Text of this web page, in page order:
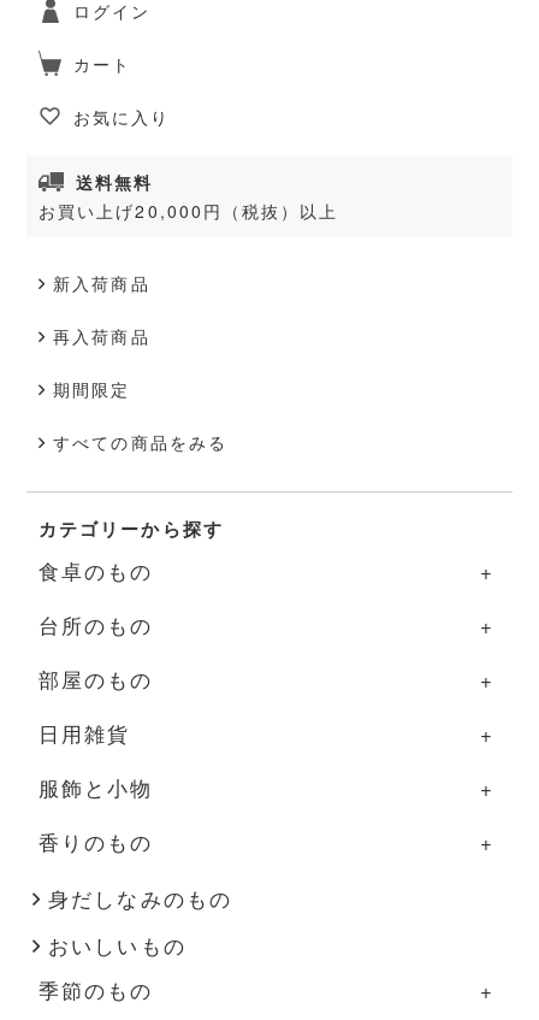
ログイン
カート
お気に入り
送料無料
お買い上げ20,000円（税抜）以上
新入荷商品
再入荷商品
期間限定
すべての商品をみる
カテゴリーから探す
食卓のもの
食卓のものの一覧
器
グラス・カップ
箸・カトラリー
盆・トレー
その他
台所のもの
台所のものの一覧
調理道具
ふきん・タオル
その他
部屋のもの
部屋のものの一覧
照明
家具
花器
インテリア雑貨
その他
日用雑貨
日用雑貨の一覧
掃除道具
布もの・タオル
ハンドソープ・石鹸
スキンケア
服飾と小物
服飾と小物の一覧
洋服
バッグ・帽子
アクセサリー
香りのもの
香りのものの一覧
アロマ用品
キャンドル
身だしなみのもの
おいしいもの
季節のもの